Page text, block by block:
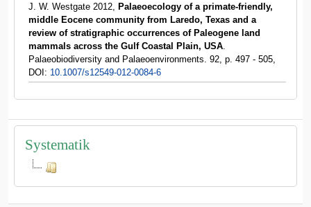
J. W. Westgate 2012, Palaeoecology of a primate-friendly,
middle Eocene community from Laredo, Texas and a
review of stratigraphic occurrences of Paleogene land
mammals across the Gulf Coastal Plain, USA.
Palaeobiodiversity and Palaeoenvironments. 92, p. 497 - 505,
DOI: 10.1007/s12549-012-0084-6
Systematik